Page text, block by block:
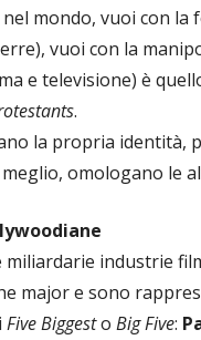
mondo, vuoi con la
vuoi con la
e televisione) è
.
la propria identità,
omologano le
miliardarie industrie
major e sono
Five Biggesto Big Five: